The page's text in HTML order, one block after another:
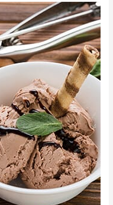
מתכון
גלידה
נוצ'לה
ממש
כמו
באיטליה